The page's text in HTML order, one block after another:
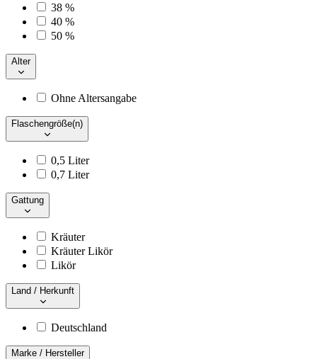
38 %
40 %
50 %
Alter
Ohne Altersangabe
Flaschengröße(n)
0,5 Liter
0,7 Liter
Gattung
Kräuter
Kräuter Likör
Likör
Land / Herkunft
Deutschland
Marke / Hersteller